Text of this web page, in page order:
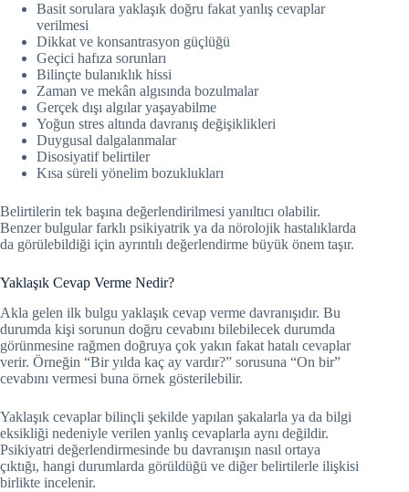
Basit sorulara yaklaşık doğru fakat yanlış cevaplar
verilmesi
Dikkat ve konsantrasyon güçlüğü
Geçici hafıza sorunları
Bilinçte bulanıklık hissi
Zaman ve mekân algısında bozulmalar
Gerçek dışı algılar yaşayabilme
Yoğun stres altında davranış değişiklikleri
Duygusal dalgalanmalar
Disosiyatif belirtiler
Kısa süreli yönelim bozuklukları
Belirtilerin tek başına değerlendirilmesi yanıltıcı olabilir.
Benzer bulgular farklı psikiyatrik ya da nörolojik hastalıklarda
da görülebildiği için ayrıntılı değerlendirme büyük önem taşır.
Yaklaşık Cevap Verme Nedir?
Akla gelen ilk bulgu yaklaşık cevap verme davranışıdır. Bu
durumda kişi sorunun doğru cevabını bilebilecek durumda
görünmesine rağmen doğruya çok yakın fakat hatalı cevaplar
verir. Örneğin “Bir yılda kaç ay vardır?” sorusuna “On bir”
cevabını vermesi buna örnek gösterilebilir.
Yaklaşık cevaplar bilinçli şekilde yapılan şakalarla ya da bilgi
eksikliği nedeniyle verilen yanlış cevaplarla aynı değildir.
Psikiyatri değerlendirmesinde bu davranışın nasıl ortaya
çıktığı, hangi durumlarda görüldüğü ve diğer belirtilerle ilişkisi
birlikte incelenir.